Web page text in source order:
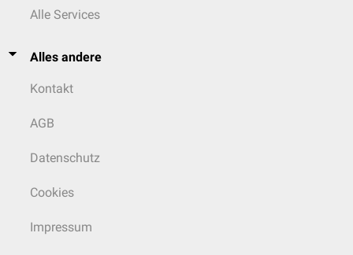
Alle Services
Alles andere
Kontakt
AGB
Datenschutz
Cookies
Impressum